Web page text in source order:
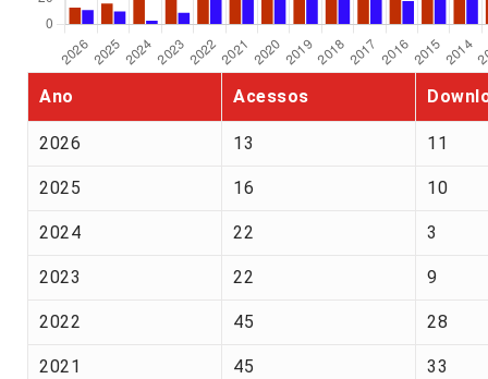
Ano Acessos
2026 13 11
2025 16 10
2024 22 3
2023 22 9
2022 45 28
2021 45 33